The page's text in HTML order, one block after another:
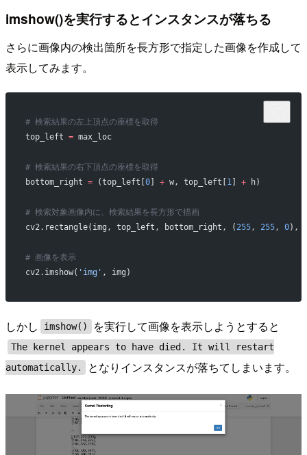
imshow()を実行するとインスタンスが落ちる
さらに画像内の検出箇所を長方形で指定した画像を作成して
表示してみます。
# 検索結果の左上頂点の座標を取得
top_left = max_loc
# 検索結果の右下頂点の座標を取得
bottom_right = (top_left[ 0] + w, top_left[ 1] + h)
# 検索対象画像内に、検索結果を長方形で描画
cv2.rectangle(img, top_left, bottom_right, ( 255, 255, 0),
# 画像を表示
cv2.imshow( 'img' , img)
しかし imshow() を実行して画像を表示しようとすると
The kernel appears to have died. It will restart
automatically.
となりインスタンスが落ちてしまいます。